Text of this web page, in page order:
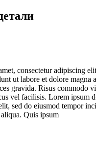
consectetur adipiscing
ut labore et dolore magna
gravida. Risus commodo
vel facilisis. Lorem ipsum
sed do eiusmod tempor
Quis ipsum